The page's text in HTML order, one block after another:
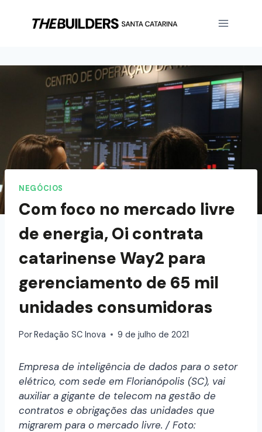
NEGÓCIOS
Com foco no mercado livre
de energia, Oi contrata
catarinense Way2 para
gerenciamento de 65 mil
unidades consumidoras
PorRedação SC Inova 9 de julho de 2021
Empresa de inteligência de dados para o setor
elétrico, com sede em Florianópolis (SC), vai
auxiliar a gigante de telecom na gestão de
contratos e obrigações das unidades que
migrarem para o mercado livre. / Foto: